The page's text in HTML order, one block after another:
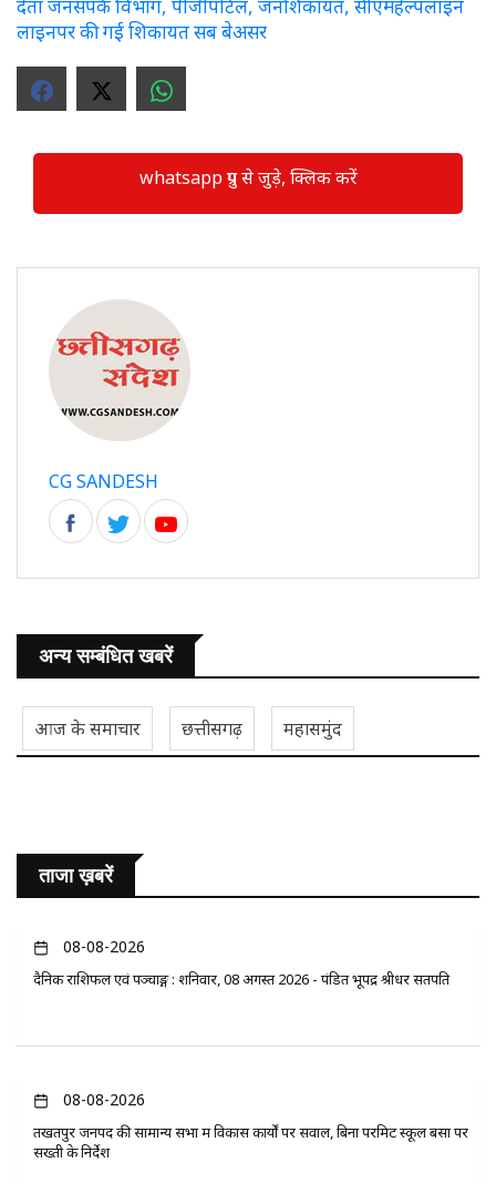
देता जनसंपर्क विभाग, पीजीपोर्टल, जनशिकायत, सीएमहेल्पलाइन
लाइनपर की गई शिकायत सब बेअसर
whatsapp ग्रुप से जुड़े, क्लिक करें
CG SANDESH
अन्य सम्बंधित खबरें
आज के समाचार छत्तीसगढ़ महासमुंद
ताजा ख़बरें
08-08-2026
दैनिक राशिफल एवं पञ्चाङ्ग : शनिवार, 08 अगस्त 2026 - पंडित भूपेंद्र श्रीधर सतपति
08-08-2026
तखतपुर जनपद की सामान्य सभा में विकास कार्यों पर सवाल, बिना परमिट स्कूल बसों पर
सख्ती के निर्देश